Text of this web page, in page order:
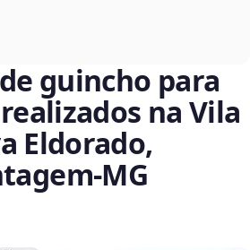
guincho para
na Vila
Eldorado,